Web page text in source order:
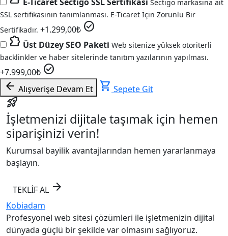
Sectigo markasına ait
SSL sertifikasının tanımlanması. E-Ticaret İçin Zorunlu Bir
Sertifikadır. +1.299,00₺ check_circle
extension Üst Düzey SEO Paketi Web sitenize yüksek otoriterli
backlinkler ve haber sitelerinde tanıtım yazılarının yapılması.
+7.999,00₺ check_circle
arrow_back Alışverişe Devam Et shopping_cart Sepete Git
rocket_launch
İşletmenizi dijitale taşımak için hemen
siparişinizi verin!
Kurumsal bayilik avantajlarından hemen yararlanmaya
başlayın.
TEKLİF AL arrow_forward
Kobiadam
Profesyonel web sitesi çözümleri ile işletmenizin dijital
dünyada güçlü bir şekilde var olmasını sağlıyoruz.